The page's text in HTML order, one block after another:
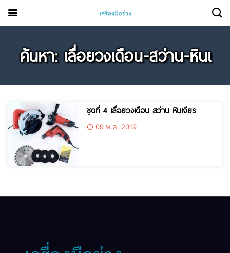
ค้นหา: เลื่อยวงเดือน-สว่าน-หินเ
ชุดที่ 4 เลื่อยวงเดือน สว่าน หินเจียร
09 พ.ค. 2019